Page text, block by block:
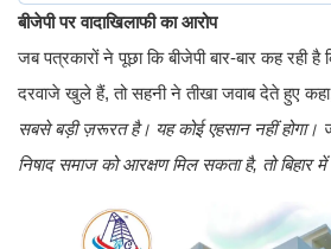
बीजेपी पर वादाखिलाफी का आरोप
जब पत्रकारों ने पूछा कि बीजेपी बार-बार कह रही
दरवाजे खुले हैं, तो सहनी ने तीखा जवाब देते हुए
सबसे बड़ी ज़रूरत है। यह कोई एहसान नहीं होगा।
निषाद समाज को आरक्षण मिल सकता है, तो बिहार में